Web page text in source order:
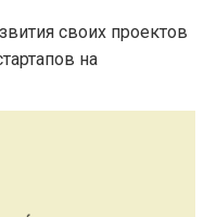
своих проектов
на